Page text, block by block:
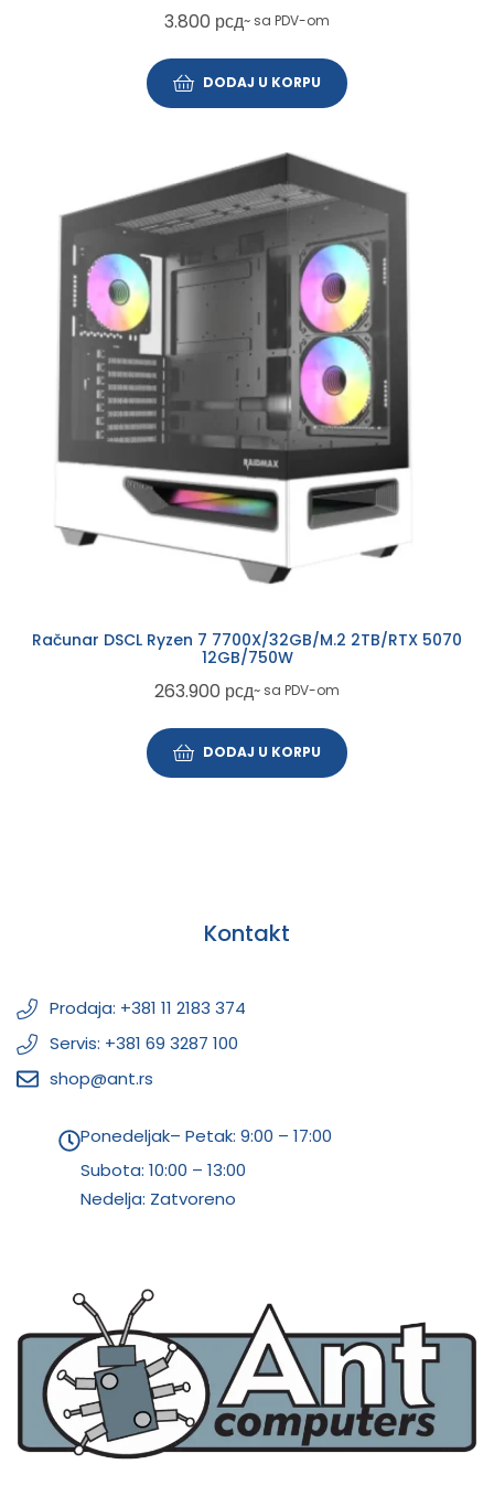
3.800 рсд~ sa PDV-om
DODAJ U KORPU
Računar DSCL Ryzen 7 7700X/32GB/M.2 2TB/RTX 5070
12GB/750W
263.900 рсд~ sa PDV-om
DODAJ U KORPU
Kontakt
Prodaja: +381 11 2183 374
Servis: +381 69 3287 100
shop@ant.rs
Ponedeljak– Petak: 9:00 – 17:00
Subota: 10:00 – 13:00
Nedelja: Zatvoreno